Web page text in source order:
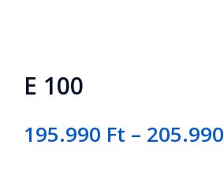
E 100
195.990 Ft – 205.990